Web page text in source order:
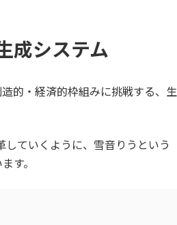
成システム
的・経済的枠組みに挑戦する、生
ていくように、雪音りうという
す。